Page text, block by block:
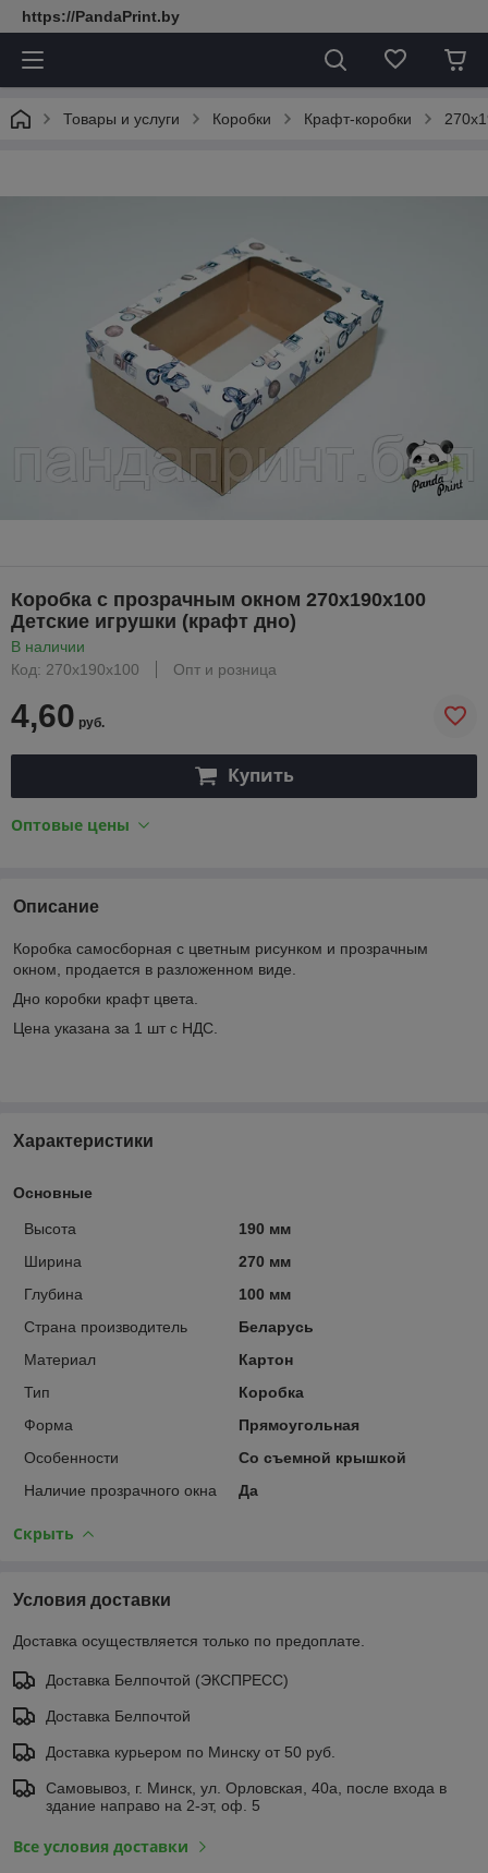
https://PandaPrint.by
Товары и услуги Коробки Крафт-коробки
Коробка с прозрачным окном 270х190х100
Детские игрушки (крафт дно)
В наличии
Код: 270х190х100
Опт и розница
4,60 руб.
Купить
Оптовые цены
Описание
Коробка самосборная с цветным рисунком и прозрачным
окном, продается в разложенном виде.
Дно коробки крафт цвета.
Цена указана за 1 шт с НДС.
Характеристики
Основные
Высота
190 мм
Ширина
270 мм
Глубина
100 мм
Страна производитель
Беларусь
Материал
Картон
Тип
Коробка
Форма
Прямоугольная
Особенности
Со съемной крышкой
Наличие прозрачного окна
Да
Скрыть
Условия доставки
Доставка осуществляется только по предоплате.
Доставка Белпочтой (ЭКСПРЕСС)
Доставка Белпочтой
Доставка курьером по Минску от 50 руб.
Самовывоз, г. Минск, ул. Орловская, 40а, после входа в
здание направо на 2-эт, оф. 5
Все условия доставки